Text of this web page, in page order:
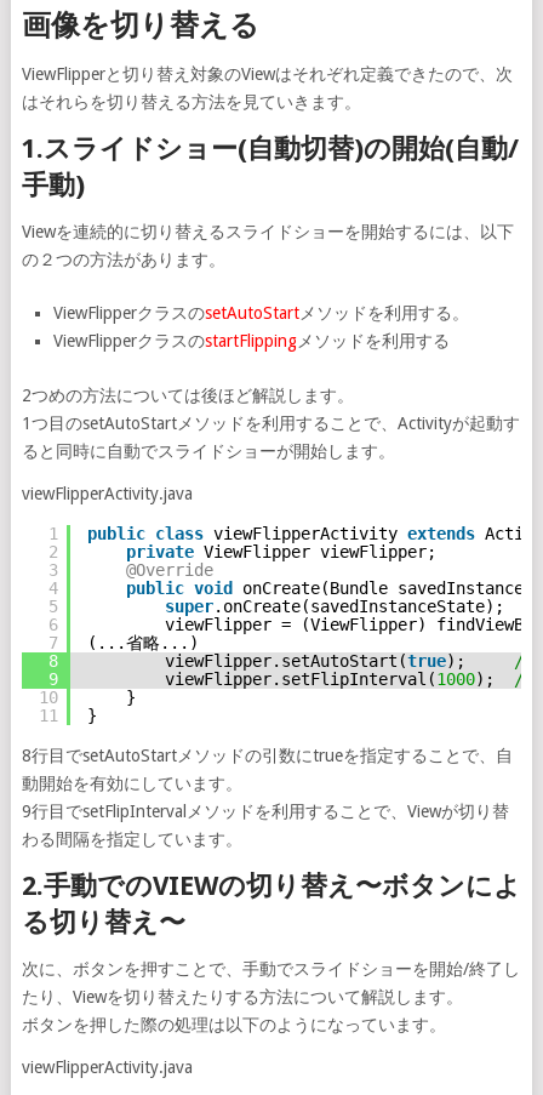
画像を切り替える
ViewFlipperと切り替え対象のViewはそれぞれ定義できたので、次
はそれらを切り替える方法を見ていきます。
1.スライドショー(自動切替)の開始(自動/
手動)
Viewを連続的に切り替えるスライドショーを開始するには、以下
の２つの方法があります。
ViewFlipperクラスのsetAutoStart メソッドを利用する。
ViewFlipperクラスのstartFlipping メソッドを利用する
2つめの方法については後ほど解説します。
1つ目のsetAutoStartメソッドを利用することで、Activityが起動す
ると同時に自動でスライドショーが開始します。
viewFlipperActivity.java
1
2
3
4
5
6
7
8
9
10
11
public class viewFlipperActivity extends
private ViewFlipper viewFlipper;
@Override
public void onCreate(Bundle
super.onCreate(savedInstanceState);
viewFlipper = (ViewFlipper)
(...省略...)
viewFlipper.setAutoStart(true);
//
viewFlipper.setFlipInterval(1000);
//
}
}
8行目でsetAutoStartメソッドの引数にtrueを指定することで、自
動開始を有効にしています。
9行目でsetFlipIntervalメソッドを利用することで、Viewが切り替
わる間隔を指定しています。
2.手動でのVIEWの切り替え〜ボタンによ
る切り替え〜
次に、ボタンを押すことで、手動でスライドショーを開始/終了し
たり、Viewを切り替えたりする方法について解説します。
ボタンを押した際の処理は以下のようになっています。
viewFlipperActivity.java